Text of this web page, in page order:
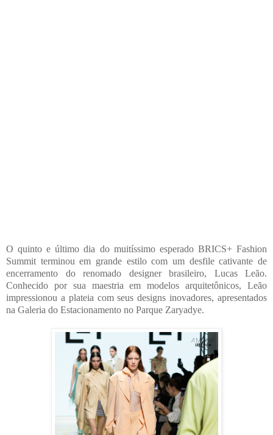
O quinto e último dia do muitíssimo esperado BRICS+ Fashion
Summit terminou em grande estilo com um desfile cativante de
encerramento do renomado designer brasileiro, Lucas Leão.
Conhecido por sua maestria em modelos arquitetônicos, Leão
impressionou a plateia com seus designs inovadores, apresentados
na Galeria do Estacionamento no Parque Zaryadye.